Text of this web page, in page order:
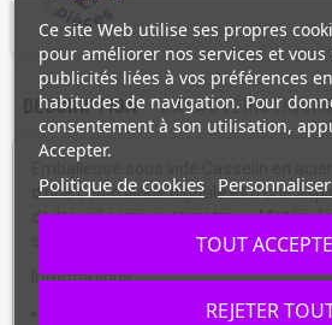
DESCRIPTION CARACTÉRISTIQUES
d'une commande digitale et d'une
de travail semi-automatique. Matériel
sachets en grande quantité.
Informations :
Ce site Web utilise ses propres
pour améliorer nos services et
publicités liées à vos préférences
habitudes de navigation. Pour
consentement à son utilisation,
Accepter.
Politique de cookies
REJETER
TOUT